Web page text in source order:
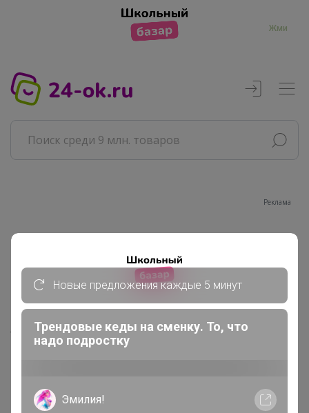
Жми
Реклама
Совместные покупки
АРХИВ СП
РАЗНОЕ
Удобрения, регуляторы роста,
каждую в неделю (svet)
Новые предложения каждые 5 минут
Трендовые кеды на сменку. То, что
надо подростку
Эмилия!